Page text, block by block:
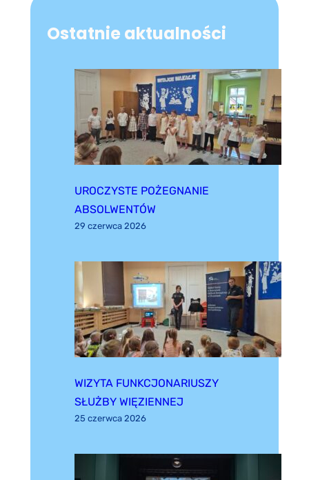
Ostatnie aktualności
UROCZYSTE POŻEGNANIE
ABSOLWENTÓW
29 czerwca 2026
WIZYTA FUNKCJONARIUSZY
SŁUŻBY WIĘZIENNEJ
25 czerwca 2026